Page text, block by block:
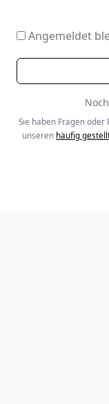
Angemeldet
Sie haben Fragen
unseren häufig